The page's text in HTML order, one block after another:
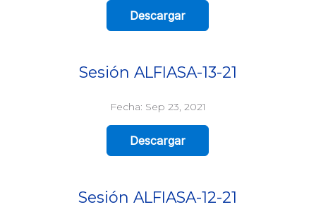
Descargar
Sesión ALFIASA-13-21
Fecha: Sep 23, 2021
Descargar
Sesión ALFIASA-12-21